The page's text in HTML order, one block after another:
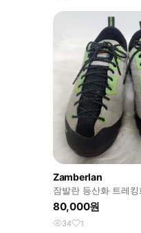
Zamberlan
잠발란 등산화 트레
즈
80,000원
34 1